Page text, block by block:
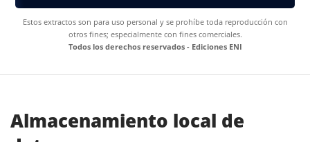
Estos extractos son para uso personal y se prohíbe toda reproducción con
otros fines; especialmente con fines comerciales.
Todos los derechos reservados - Ediciones ENI
Almacenamiento local de